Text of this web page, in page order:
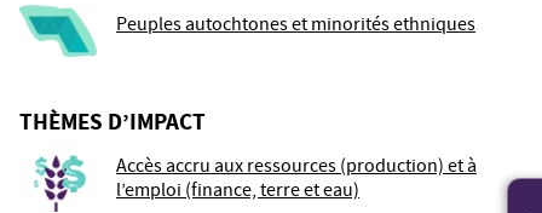
Peuples autochtones et minorités ethniques
THÈMES D’IMPACT
Accès accru aux ressources (production) et à
l’emploi (finance, terre et eau)